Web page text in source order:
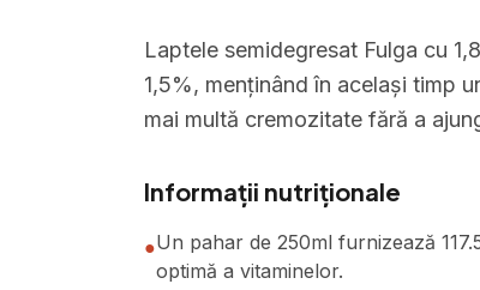
Laptele semidegresat Fulga cu
1,5%, menținând în același timp
mai multă cremozitate fără a
Informații nutriționale
●Un pahar de 250ml furnizează
optimă a vitaminelor.